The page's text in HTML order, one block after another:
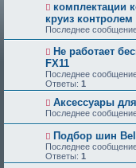
комплектации
круиз контролем
Последнее
Не работает
FX11
Последнее
Ответы: 1
Аксессуары
Последнее
Подбор шин
Последнее
Ответы: 1